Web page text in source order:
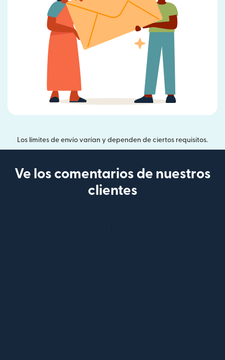
Los límites de envío varían y dependen de ciertos requisitos.
Ve los comentarios de nuestros
clientes